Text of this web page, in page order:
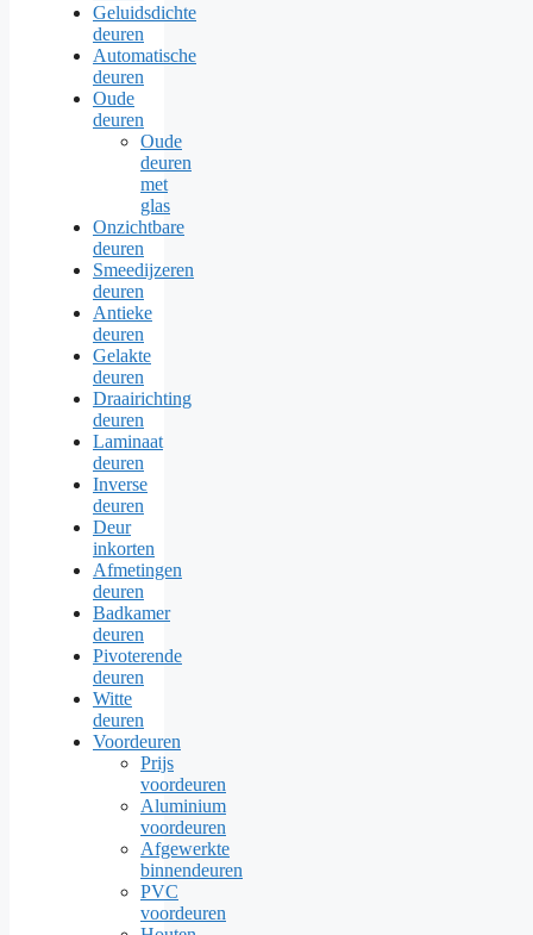
Geluidsdichte
deuren
Automatische
deuren
Oude
deuren
Oude
deuren
met
glas
Onzichtbare
deuren
Smeedijzeren
deuren
Antieke
deuren
Gelakte
deuren
Draairichting
deuren
Laminaat
deuren
Inverse
deuren
Deur
inkorten
Afmetingen
deuren
Badkamer
deuren
Pivoterende
deuren
Witte
deuren
Voordeuren
Prijs
voordeuren
Aluminium
voordeuren
Afgewerkte
binnendeuren
PVC
voordeuren